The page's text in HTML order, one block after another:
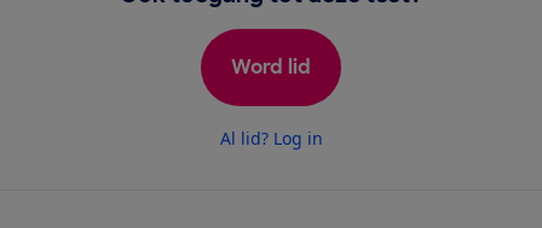
Word lid
Al lid? Log in